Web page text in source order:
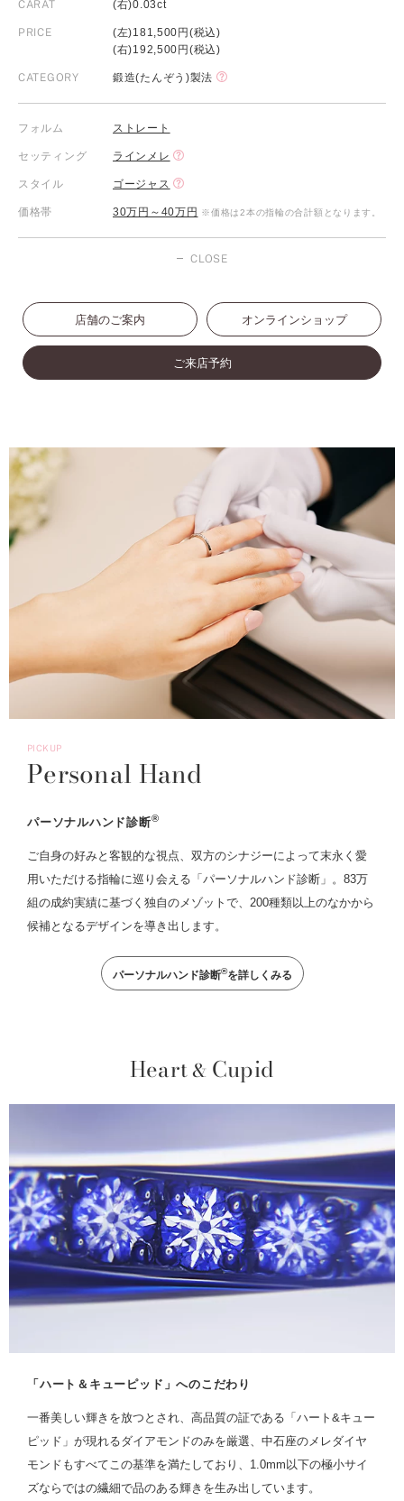
CARAT (右)0.03ct
PRICE
(左)181,500円(税込)
(右)192,500円(税込)
CATEGORY 鍛造(たんぞう)製法
フォルム ストレート
セッティング ラインメレ
スタイル ゴージャス
価格帯 30万円～40万円 ※価格は2本の指輪の合計額となります。
CLOSE
店舗のご案内 オンラインショップ
ご来店予約
PICKUP
Personal Hand
パーソナルハンド診断®
ご自身の好みと客観的な視点、双方のシナジーによって末永く愛
用いただける指輪に巡り会える「パーソナルハンド診断」。83万
組の成約実績に基づく独自のメゾットで、200種類以上のなかから
候補となるデザインを導き出します。
パーソナルハンド診断®を詳しくみる
Heart& Cupid
「ハート＆キューピッド」へのこだわり
一番美しい輝きを放つとされ、高品質の証である「ハート&キュー
ピッド」が現れるダイアモンドのみを厳選、中石座のメレダイヤ
モンドもすべてこの基準を満たしており、1.0mm以下の極小サイ
ズならではの繊細で品のある輝きを生み出しています。